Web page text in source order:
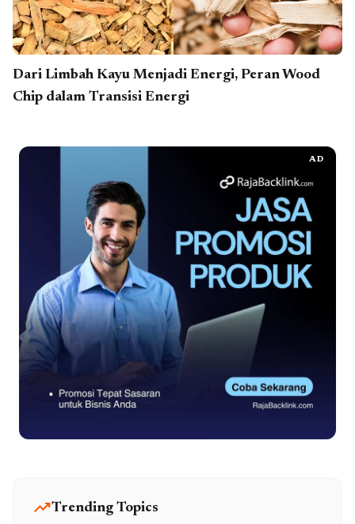
Dari Limbah Kayu Menjadi Energi, Peran Wood
Chip dalam Transisi Energi
AD
trending_upTrending Topics